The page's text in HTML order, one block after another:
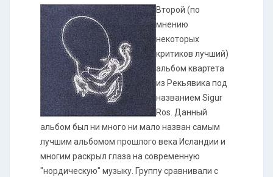
Второй (по
мнению
некоторых
критиков лучший)
альбом квартета
из Рекьявика под
названием Sigur
Ros. Данный
альбом был ни много ни мало назван самым
лучшим альбомом прошлого века Исландии и
многим раскрыл глаза на современную
"нордическую" музыку. Группу сравнивали с